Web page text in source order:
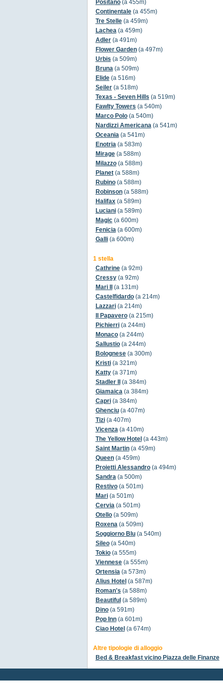
Positano(a 455m)
Continentale(a 455m)
Tre Stelle(a 459m)
Lachea(a 459m)
Adler(a 491m)
Flower Garden(a 497m)
Urbis (a 509m)
Bruna(a 509m)
Elide(a 516m)
Seiler(a 518m)
Texas - Seven Hills (a 519m)
Fawlty Towers (a 540m)
Marco Polo(a 540m)
Nardizzi Americana(a 541m)
Oceania(a 541m)
Enotria(a 583m)
Mirage(a 588m)
Milazzo(a 588m)
Planet(a 588m)
Rubino(a 588m)
Robinson(a 588m)
Halifax(a 589m)
Luciani(a 589m)
Magic(a 600m)
Fenicia(a 600m)
Galli(a 600m)
1 stella
Cathrine(a 92m)
Cressy(a 92m)
Mari II
(a 131m)
Castelfidardo(a 214m)
Lazzari(a 214m)
Il Papavero(a 215m)
Pichierri(a 244m)
Monaco(a 244m)
Sallustio(a 244m)
Bolognese(a 300m)
Kristi(a 321m)
Katty(a 371m)
Stadler II
(a 384m)
Giamaica(a 384m)
Capri(a 384m)
Ghenciu(a 407m)
Tizi(a 407m)
Vicenza(a 410m)
The Yellow Hotel (a 443m)
Saint Martin(a 459m)
Queen(a 459m)
Proietti Alessandro(a 494m)
Sandra(a 500m)
Restivo(a 501m)
Mari(a 501m)
Cervia(a 501m)
Otello(a 509m)
Roxena(a 509m)
Soggiorno Blu(a 540m)
Sileo(a 540m)
Tokio(a 555m)
Viennese(a 555m)
Ortensia(a 573m)
Alius Hotel (a 587m)
Roman's (a 588m)
Beautiful (a 589m)
Dino(a 591m)
Pop Inn(a 601m)
Ciao Hotel (a 674m)
Altre tipologie di alloggio
Bed & Breakfast vicino Piazza delle Finanze